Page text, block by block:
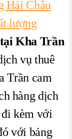
Hải Châu
lượng
Kha Trần
vụ thuê
Trần cam
hàng dịch
kèm với
với bảng